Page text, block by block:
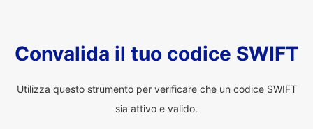
Convalida il tuo codice SWIFT
Utilizza questo strumento per verificare che un codice SWIFT
sia attivo e valido.